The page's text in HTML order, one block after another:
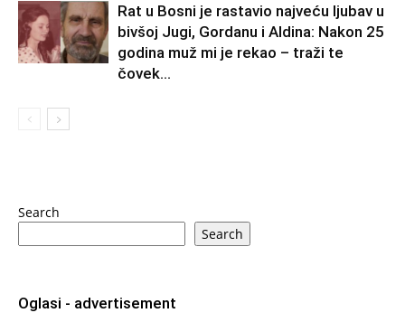
Rat u Bosni je rastavio najveću ljubav u
bivšoj Jugi, Gordanu i Aldina: Nakon 25
godina muž mi je rekao – traži te
čovek...
Search
Search
Oglasi - advertisement